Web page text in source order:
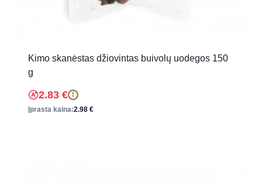
Kimo skanėstas džiovintas buivolų uodegos 150
g
2.83 € !
Įprasta kaina:2.98 €